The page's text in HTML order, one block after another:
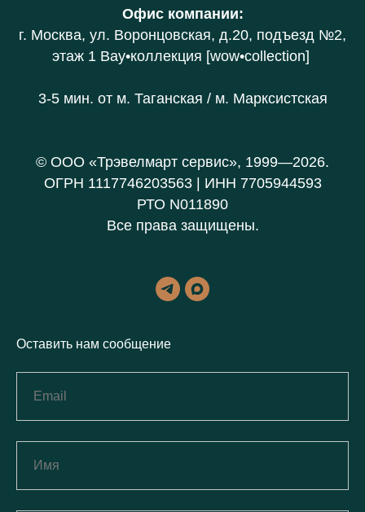
Офис компании:
г. Москва, ул. Воронцовская, д.20, подъезд №2,
этаж 1 Вау•коллекция [wow•collection]
3-5 мин. от м. Таганская / м. Марксистская
© ООО «Трэвелмарт сервис», 1999—2026.
ОГРН 1117746203563 | ИНН 7705944593
РТО N011890
Все права защищены.
Оставить нам сообщение